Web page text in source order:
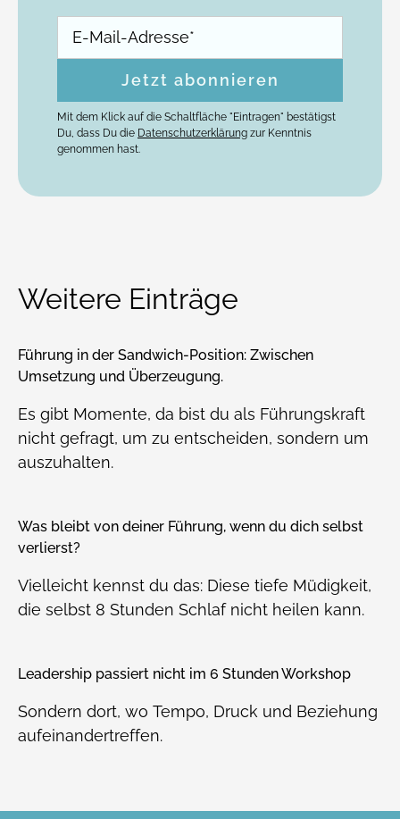
Mit dem Klick auf die Schaltfläche "Eintragen" bestätigst
Du, dass Du die Datenschutzerklärung zur Kenntnis
genommen hast.
Weitere Einträge
Führung in der Sandwich-Position: Zwischen
Umsetzung und Überzeugung.
Es gibt Momente, da bist du als Führungskraft
nicht gefragt, um zu entscheiden, sondern um
auszuhalten.
Was bleibt von deiner Führung, wenn du dich selbst
verlierst?
Vielleicht kennst du das: Diese tiefe Müdigkeit,
die selbst 8 Stunden Schlaf nicht heilen kann.
Leadership passiert nicht im 6 Stunden Workshop
Sondern dort, wo Tempo, Druck und Beziehung
aufeinandertreffen.